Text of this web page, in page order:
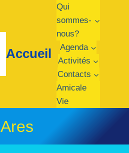
Accueil
Qui
sommes-
nous?
Agenda
Activités
Contacts
Amicale
Vie
Ares